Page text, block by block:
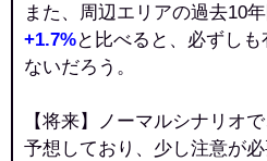
また、周辺エリアの過去10
+1.7%と比べると、必ずし
ないだろう。
【将来】ノーマルシナリオ
予想しており、少し注意が必